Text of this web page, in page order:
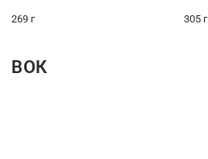
269 г 305 г
ВОК